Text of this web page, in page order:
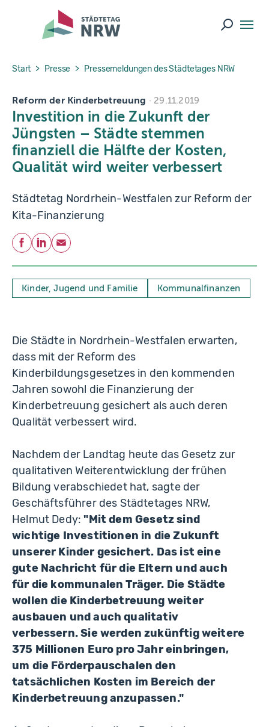
Skip to main navigation
Skip to main content
Skip to page footer
Suche
You are here:
Start Presse Pressemeldungen des Städtetages NRW
Reform der Kinderbetreuung 29.11.2019
Investition in die Zukunft der
Jüngsten – Städte stemmen
finanziell die Hälfte der Kosten,
Qualität wird weiter verbessert
Städtetag Nordrhein-Westfalen zur Reform der
Kita-Finanzierung
Teilen
Facebook
LinkedIn
E-Mail
Kinder, Jugend und Familie Kommunalfinanzen
Die Städte in Nordrhein-Westfalen erwarten,
dass mit der Reform des
Kinderbildungsgesetzes in den kommenden
Jahren sowohl die Finanzierung der
Kinderbetreuung gesichert als auch deren
Qualität verbessert wird.
Nachdem der Landtag heute das Gesetz zur
qualitativen Weiterentwicklung der frühen
Bildung verabschiedet hat, sagte der
Geschäftsführer des Städtetages NRW,
Helmut Dedy: "Mit dem Gesetz sind
wichtige Investitionen in die Zukunft
unserer Kinder gesichert. Das ist eine
gute Nachricht für die Eltern und auch
für die kommunalen Träger. Die Städte
wollen die Kinderbetreuung weiter
ausbauen und auch qualitativ
verbessern. Sie werden zukünftig weitere
375 Millionen Euro pro Jahr einbringen,
um die Förderpauschalen den
tatsächlichen Kosten im Bereich der
Kinderbetreuung anzupassen."